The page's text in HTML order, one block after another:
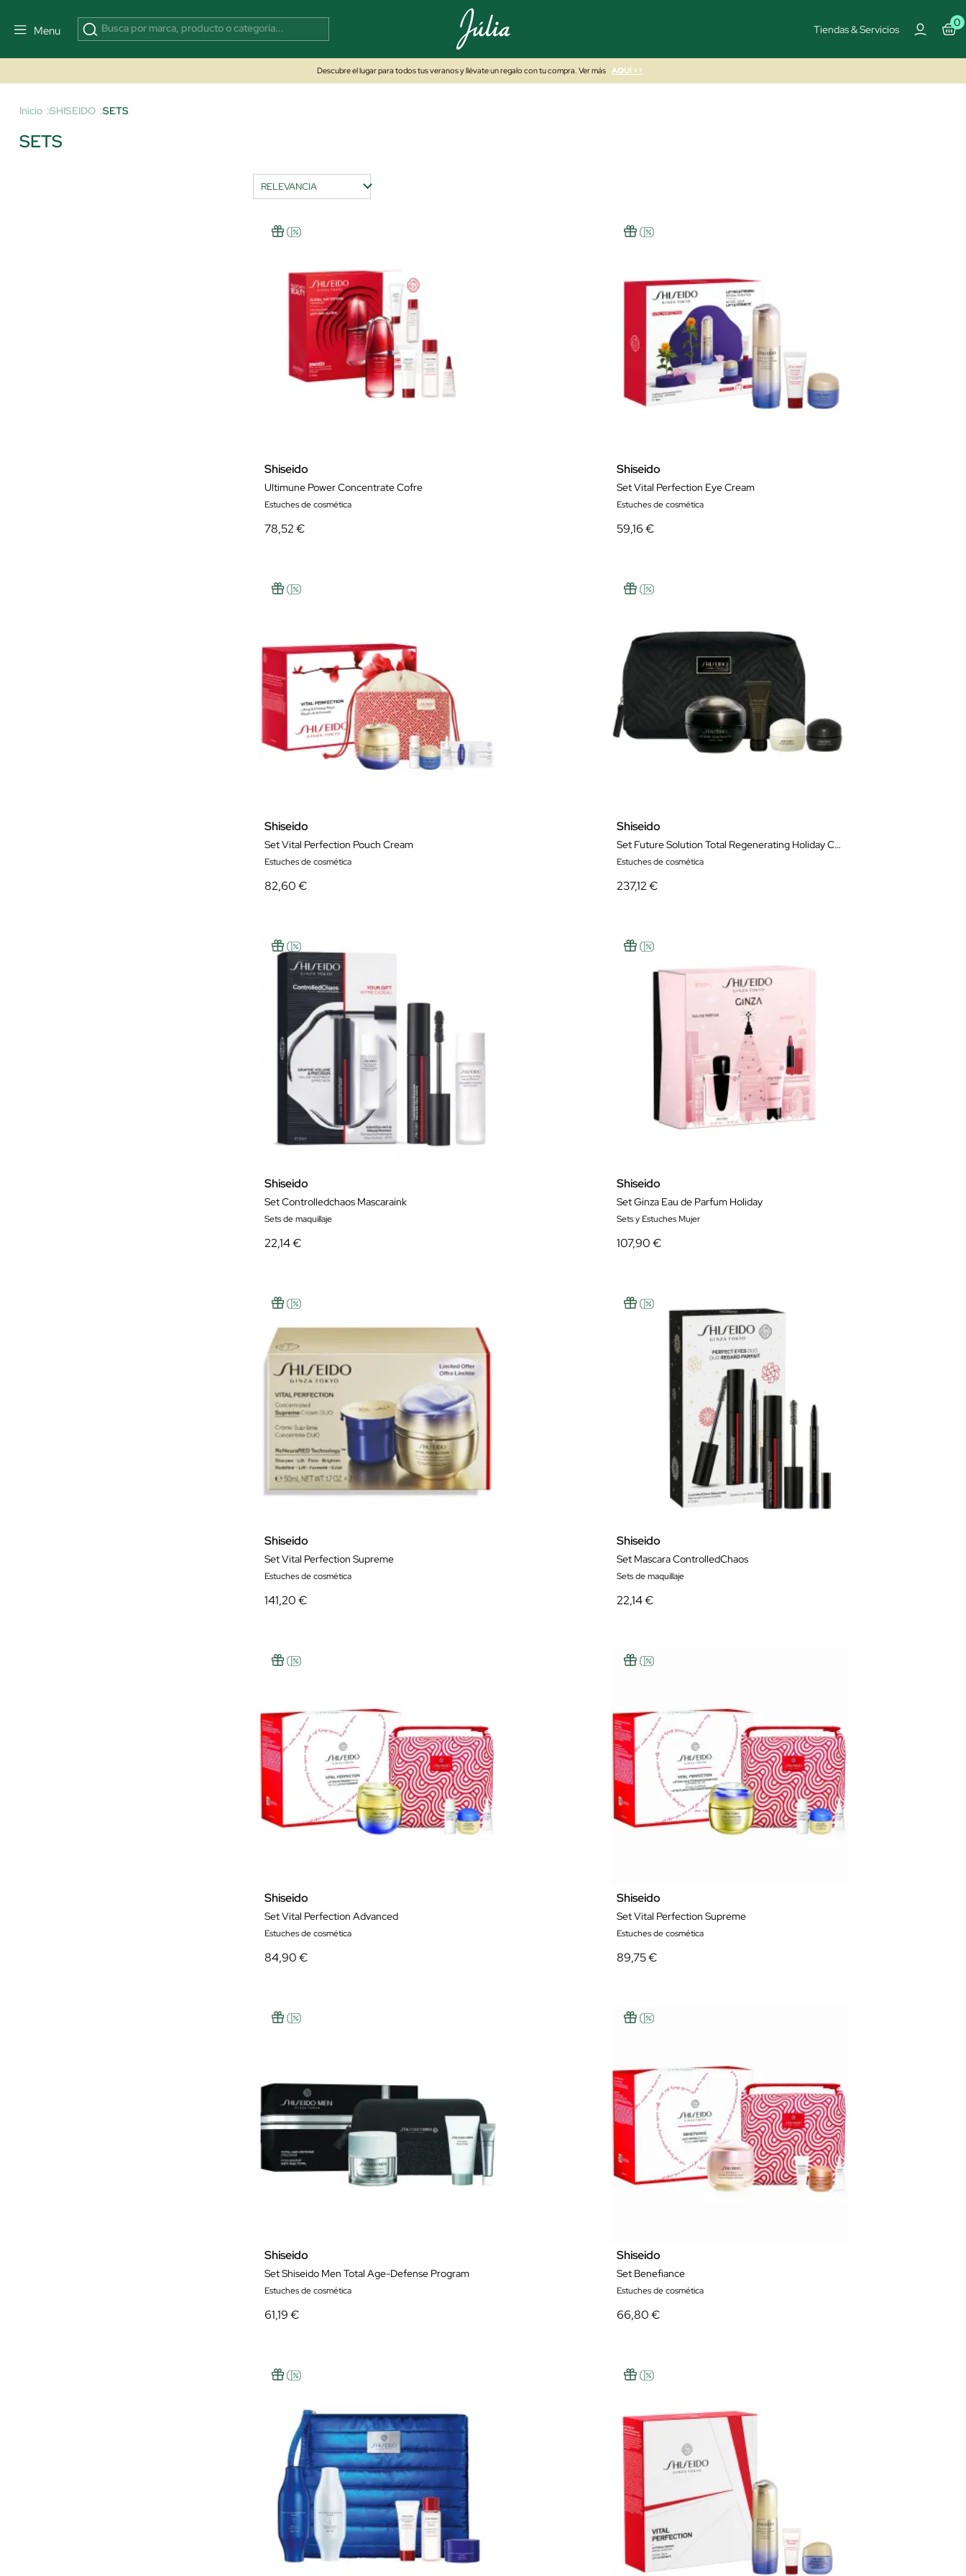
Menu Tiendas & Servicios
0
Descubre el lugar para todos tus veranos y llévate un regalo con tu compra. Ver más AQUÍ >>
Inicio SHISEIDO SETS
SETS
Shiseido
Ultimune Power Concentrate Cofre
Estuches de cosmética
78,52 €
Shiseido
Set Vital Perfection Eye Cream
Estuches de cosmética
59,16 €
Shiseido
Set Vital Perfection Pouch Cream
Estuches de cosmética
82,60 €
Shiseido
Set Future Solution Total Regenerating Holiday Crema
Estuches de cosmética
237,12 €
Shiseido
Set Controlledchaos Mascaraink
Sets de maquillaje
22,14 €
Shiseido
Set Ginza Eau de Parfum Holiday
Sets y Estuches Mujer
107,90 €
Shiseido
Set Vital Perfection Supreme
Estuches de cosmética
141,20 €
Shiseido
Set Mascara ControlledChaos
Sets de maquillaje
22,14 €
Shiseido
Set Vital Perfection Advanced
Estuches de cosmética
84,90 €
Shiseido
Set Vital Perfection Supreme
Estuches de cosmética
89,75 €
Shiseido
Set Shiseido Men Total Age-Defense Program
Estuches de cosmética
61,19 €
Shiseido
Set Benefiance
Estuches de cosmética
66,80 €